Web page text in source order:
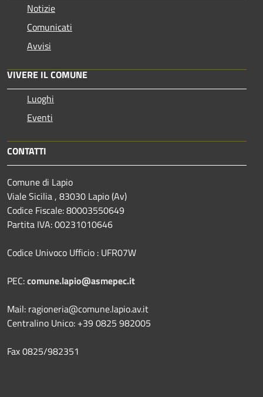
Notizie
Comunicati
Avvisi
VIVERE IL COMUNE
Luoghi
Eventi
CONTATTI
Comune di Lapio
Viale Sicilia , 83030 Lapio (Av)
Codice Fiscale: 80003550649
Partita IVA: 00231010646
Codice Univoco Ufficio : UFR07W
PEC:comune.lapio@asmepec.it
Mail: ragioneria@comune.lapio.av.it
Centralino Unico: +39 0825 982005
Fax 0825/982351